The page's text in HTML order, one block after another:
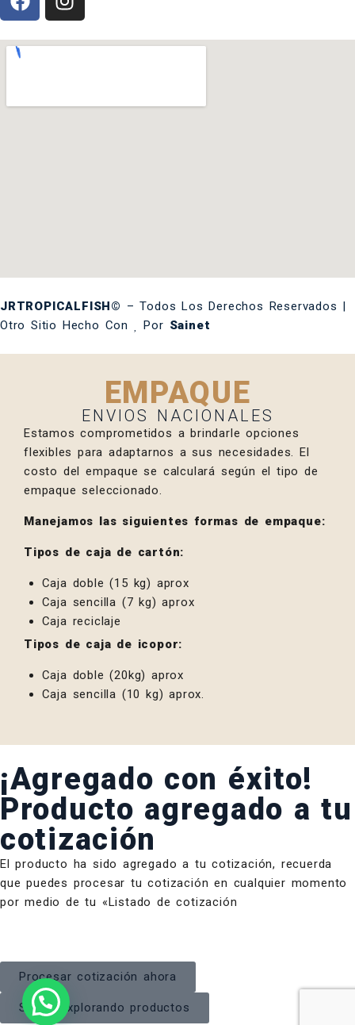
JRTROPICALFISH© – Todos Los Derechos Reservados |
Otro Sitio Hecho Con
Por Sainet
EMPAQUE
ENVIOS NACIONALES
Estamos comprometidos a brindarle opciones
flexibles para adaptarnos a sus necesidades. El
costo del empaque se calculará según el tipo de
empaque seleccionado.
Manejamos las siguientes formas de empaque:
Tipos de caja de cartón:
Caja doble (15 kg) aprox
Caja sencilla (7 kg) aprox
Caja reciclaje
Tipos de caja de icopor:
Caja doble (20kg) aprox
Caja sencilla (10 kg) aprox.
¡Agregado con éxito!
Producto agregado a tu
cotización
El producto ha sido agregado a tu cotización, recuerda
que puedes procesar tu cotización en cualquier momento
por medio de tu «Listado de cotización
Procesar cotización ahora
Seguir explorando productos